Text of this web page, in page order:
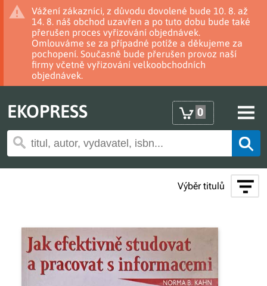
Vážení zákazníci, z důvodu dovolené bude 10. 8. až
14. 8. náš obchod uzavřen a po tuto dobu bude také
přerušen proces vyřizování objednávek.
Omlouváme se za případné potíže a děkujeme za
pochopení. Současně bude přerušen provoz naší
firmy včetně vyřizování velkoobchodních
objednávek.
EKOPRESS 0
Výběr titulů